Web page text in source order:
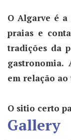
O Algarve é
praias e
tradições da
gastronomia.
em relação
O sitio certo
Gallery